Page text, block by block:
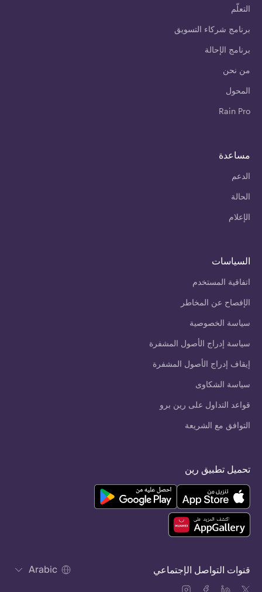
التعلّم
برنامج شركاء التسويق
برنامج الإحالة
من نحن
المحول
Rain Pro
مساعدة
الدعم
الحالة
الإعلام
السياسات
اتفاقية المستخدم
الإفصاح عن المخاطر
سياسة الخصوصية
سياسة إدراج الأصول المشفرة
إيقاف إدراج الأصول المشفرة
سياسة الشكاوى
قواعد التداول على رين برو
التوافق مع الشريعة
قنوات التواصل الإجتماعي Arabic
تحميل تطبيق رين